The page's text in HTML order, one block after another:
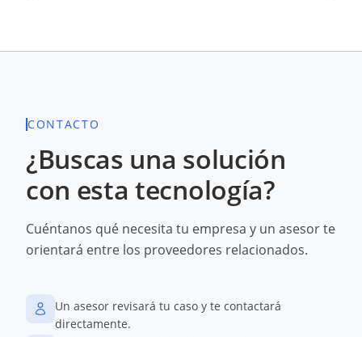
CONTACTO
¿Buscas una solución
con esta tecnología?
Cuéntanos qué necesita tu empresa y un asesor te
orientará entre los proveedores relacionados.
Un asesor revisará tu caso y te contactará
directamente.